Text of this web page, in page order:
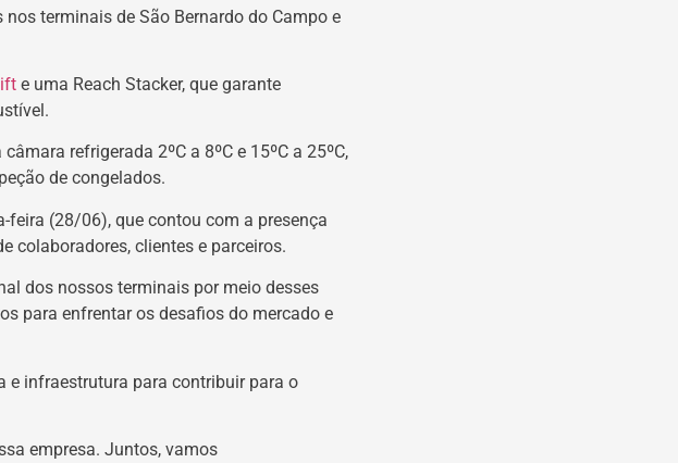
terminais de São Bernardo do Campo e
e uma Reach Stacker, que garante
refrigerada 2ºC a 8ºC e 15ºC a 25ºC,
de congelados.
(28/06), que contou com a presença
colaboradores, clientes e parceiros.
dos nossos terminais por meio desses
para enfrentar os desafios do mercado e
e infraestrutura para contribuir para o
empresa. Juntos, vamos